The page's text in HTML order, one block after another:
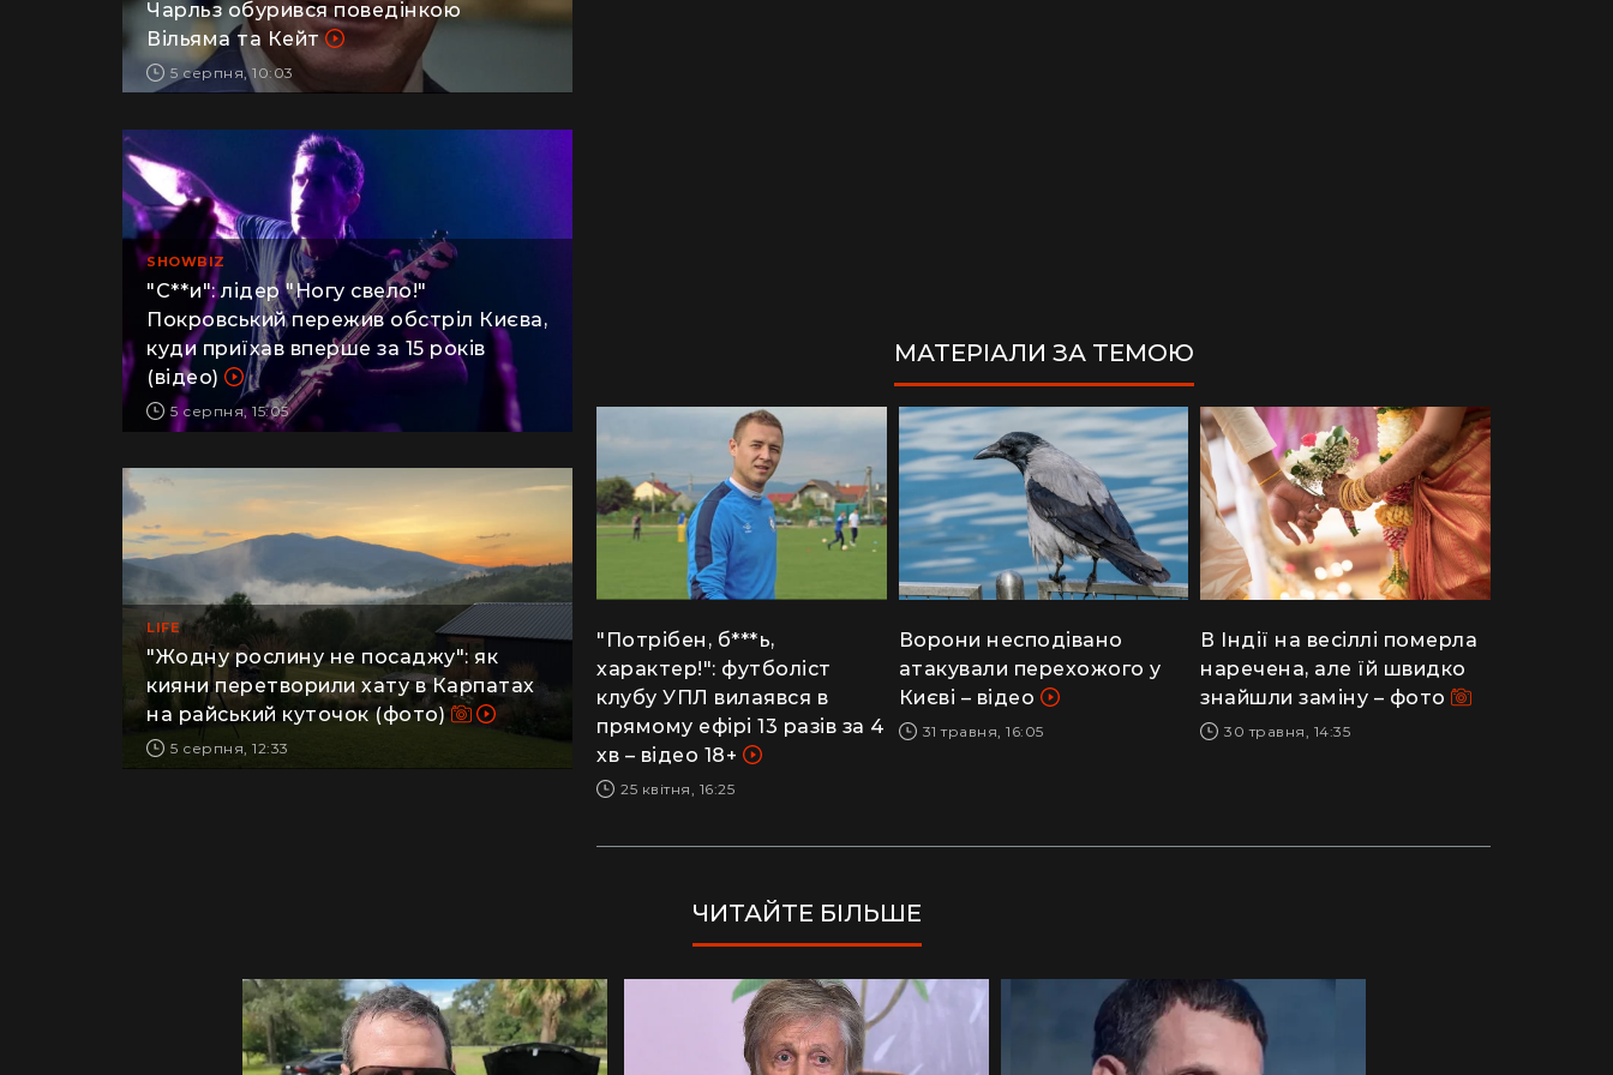
Чарльз обурився поведінкою
Вільяма та Кейт
5 серпня, 10:03
SHOWBIZ
"С**и": лідер "Ногу свело!"
Покровський пережив обстріл Києва,
куди приїхав вперше за 15 років
(відео)
5 серпня, 15:05
LIFE
"Жодну рослину не посаджу": як
кияни перетворили хату в Карпатах
на райський куточок (фото)
5 серпня, 12:33
МАТЕРІАЛИ ЗА ТЕМОЮ
"Потрібен, б***ь,
характер!": футболіст
клубу УПЛ вилаявся в
прямому ефірі 13 разів за 4
хв – відео 18+
25 квітня, 16:25
Ворони несподівано
атакували перехожого у
Києві – відео
31 травня, 16:05
В Індії на весіллі померла
наречена, але їй швидко
знайшли заміну – фото
30 травня, 14:35
ЧИТАЙТЕ БІЛЬШЕ